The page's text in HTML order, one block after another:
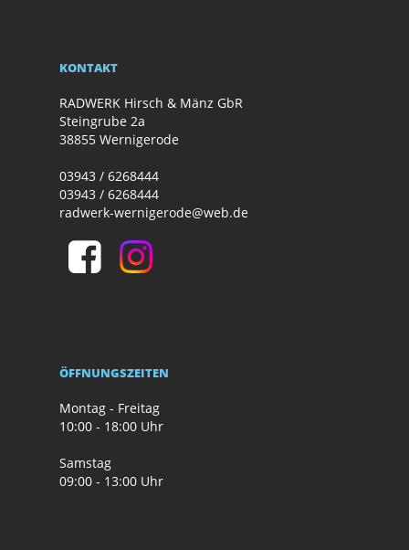
KONTAKT
RADWERK Hirsch & Mänz GbR
Steingrube 2a
38855 Wernigerode
03943 / 6268444
03943 / 6268444
radwerk-wernigerode@web.de
ÖFFNUNGSZEITEN
Montag - Freitag
10:00 - 18:00 Uhr
Samstag
09:00 - 13:00 Uhr